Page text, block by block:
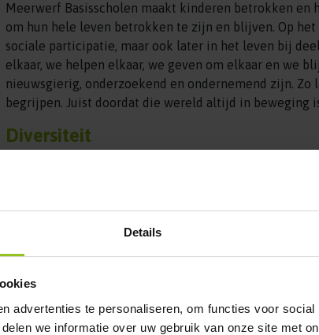
Details
advertenties te personaliseren, om functies voor social
we informatie over uw gebruik van onze site met
Meerwerf ­Basisscholen maakt kinderen betrokken
om hun hele leven betrokken te zijn en blijven. Op
sociale participatie, maar ook later in het leven bij
elkaar, we helpen elkaar, we geven om elkaar en we
nieuwsgierig, onderzoekend en ondernemend zijn.
begrijpen. Juist doordat die wereld altijd in beweging
Diversiteit
Diversiteit betekent verscheidenheid. Elke
plek waar geen scheiding bestaat. Niet in wonen,
vormen één plek, voor alle achtergronden. Diversiteit
leerlingen, maar ook onder personeel. We vinden het
dat iedereen anders doet, denkt en gelooft. Door
en vertrouwen zij elkaar. Samen bouwen zij aan het
begint in onze klas.
Kernwaarden de